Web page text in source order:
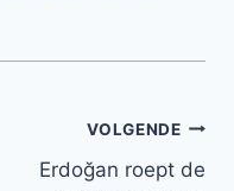
VOLGENDE
Erdoğan roept de